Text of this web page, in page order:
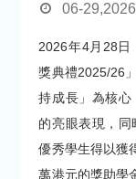
06-29,2026
2026年4月28日
獎典禮2025/26
持成長」為核心
的亮眼表現，
優秀學生得以獲
萬港元的獎助學